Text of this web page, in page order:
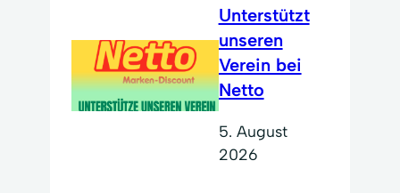
Unterstützt
unseren
Verein bei
Netto
5. August
2026